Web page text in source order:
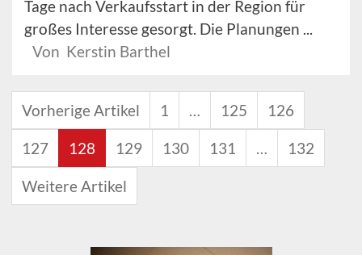
Tage nach Verkaufsstart in der Region für
großes Interesse gesorgt. Die Planungen ...
Von Kerstin Barthel
Vorherige Artikel 1 … 125 126
127 128 129 130 131 … 132
Weitere Artikel